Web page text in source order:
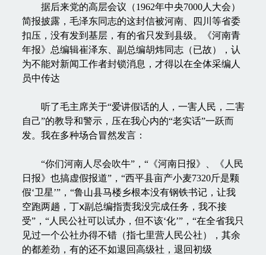
据后来党的高层会议（1962年中央7000人大会）
简报披露，毛泽东同志的这封信被河南、四川等省委
扣压，没有发到基层，有的省只发到县级。《河南青
年报》总编辑崔泽东、副总编胡炜同志（已故），认
为不能对新闻工作者封锁消息，才得以在全体采编人
员中传达
听了毛主席关于“爱讲假话的人，一害人民，二害
自己”的教导和警示，压在我心内的“老实话”一跃而
发。我在多种场合冒然发言：
“你们河南人尽会吹牛”，“《河南日报》、《人民
日报》也搞虚假报道”，“西平县亩产小麦7320斤是颗
假‘卫星’”，“鲁山县马楼乡根本没有钢铁书记，让我
空跑两趟，丁ⅹ副总编指责我没完成任务，我不接
受”，“人民公社可以试办，但不该‘化’”，“在全省我只
见过一个公社办得不错（指七里营人民公社），其余
的都差劲，有的还不如退回高级社，退回初级